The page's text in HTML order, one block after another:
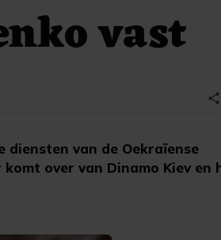
vast
diensten van de Oekraïense
over van Dinamo Kiev en
share